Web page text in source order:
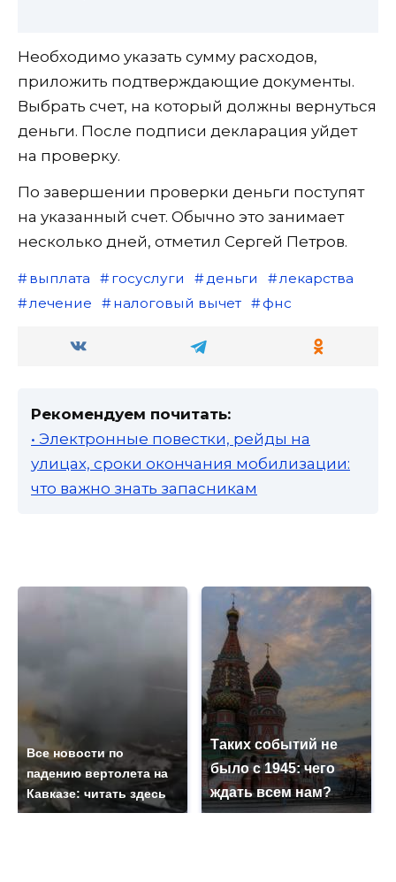
Необходимо указать сумму расходов,
приложить подтверждающие документы.
Выбрать счет, на который должны вернуться
деньги. После подписи декларация уйдет
на проверку.
По завершении проверки деньги поступят
на указанный счет. Обычно это занимает
несколько дней, отметил Сергей Петров.
выплата госуслуги деньги
лекарства
лечение
налоговый вычет фнс
Рекомендуем почитать:
• Электронные повестки, рейды на
улицах, сроки окончания мобилизации:
что важно знать запасникам
Все новости по
падению вертолета на
Кавказе: читать здесь
Таких событий не
было с 1945: чего
ждать всем нам?